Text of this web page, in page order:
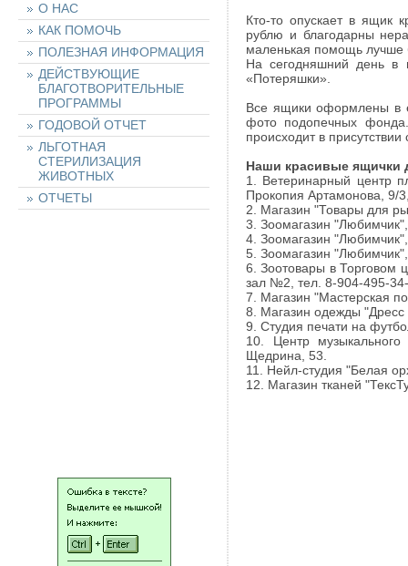
О НАС
КАК ПОМОЧЬ
ПОЛЕЗНАЯ ИНФОРМАЦИЯ
ДЕЙСТВУЮЩИЕ
БЛАГОТВОРИТЕЛЬНЫЕ
ПРОГРАММЫ
ГОДОВОЙ ОТЧЕТ
ЛЬГОТНАЯ
СТЕРИЛИЗАЦИЯ
ЖИВОТНЫХ
ОТЧЕТЫ
Кто-то опускает в
рублю и благодарны
маленькая помощь лучше
На сегодняшний день в
«Потеряшки».
Все ящики оформлены в
фото подопечных
происходит в
Наши красивые ящички
1. Ветеринарный центр
Прокопия Артамонова, 9/
2. Магазин "Товары для
3. Зоомагазин
4. Зоомагазин
5. Зоомагазин
6. Зоотовары в
зал №2, тел. 8-904-495-
7. Магазин "Мастерская
8. Магазин одежды
9. Студия печати на
10. Центр
Щедрина, 53.
11. Нейл-студия "Белая
12. Магазин тканей